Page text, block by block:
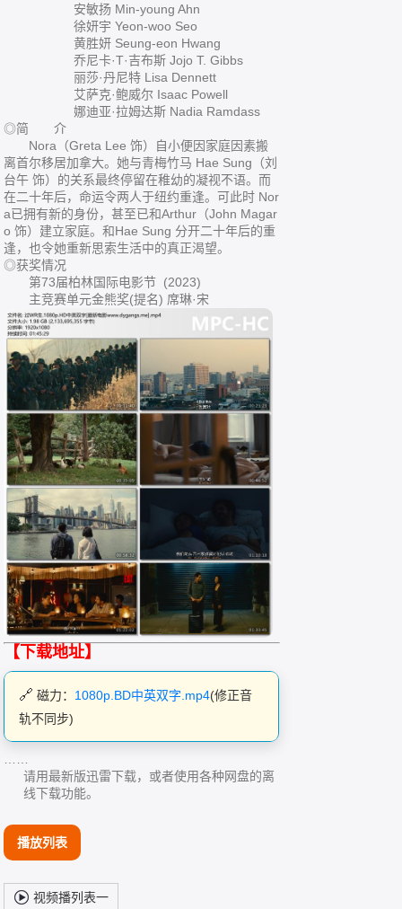
安敏扬 Min-young Ahn
徐妍宇 Yeon-woo Seo
黄胜妍 Seung-eon Hwang
乔尼卡·T·吉布斯 Jojo T. Gibbs
丽莎·丹尼特 Lisa Dennett
艾萨克·鲍威尔 Isaac Powell
娜迪亚·拉姆达斯 Nadia Ramdass
◎简 介
Nora（Greta Lee 饰）自小便因家庭因素搬
离首尔移居加拿大。她与青梅竹马 Hae Sung（刘
台午 饰）的关系最终停留在稚幼的凝视不语。而
在二十年后，命运令两人于纽约重逢。可此时 Nor
a已拥有新的身份，甚至已和Arthur（John Magar
o 饰）建立家庭。和Hae Sung 分开二十年后的重
逢，也令她重新思索生活中的真正渴望。
◎获奖情况
第73届柏林国际电影节 (2023)
主竞赛单元金熊奖(提名) 席琳·宋
【下载地址】
磁力： 1080p.BD中英双字.mp4(修正音
轨不同步)
请用最新版迅雷下载，或者使用各种网盘的离
线下载功能。
播放列表
视频播列表一